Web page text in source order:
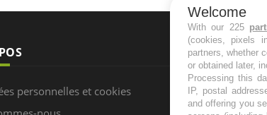
personnelles et cookies
Recevez
infos santé
Welcome
With our 225
(cookies, pixels
partners, whether
or obtained later,
Processing this
IP, postal
and offering you